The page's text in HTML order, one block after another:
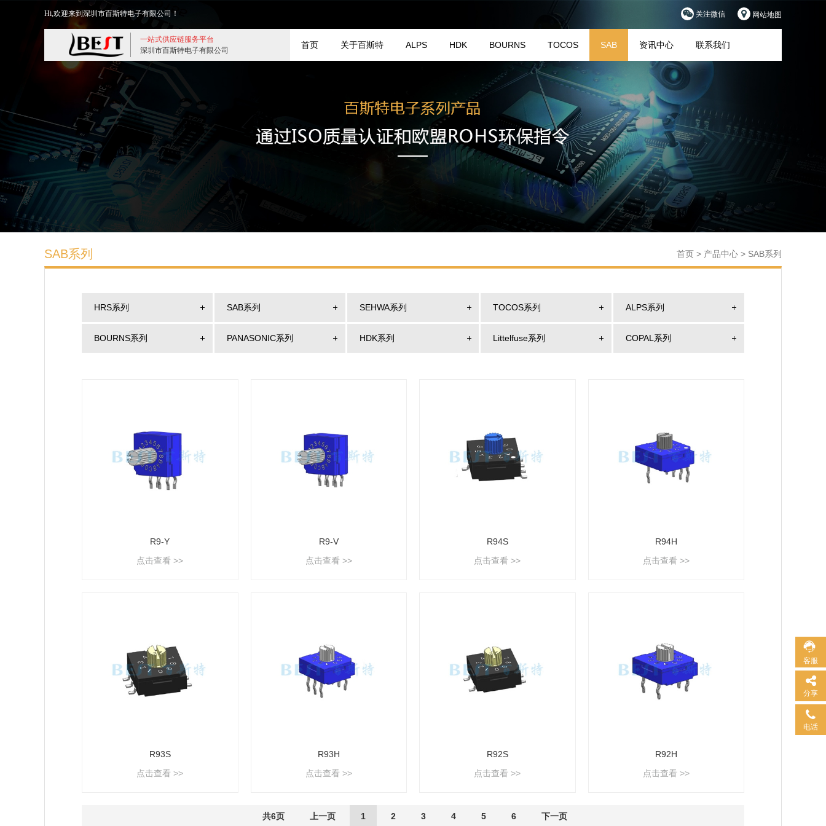
Hi,欢迎来到深圳市百斯特电子有限公司！ 关注微信 网站地图
一站式供应链服务平台
深圳市百斯特电子有限公司
首页 关于百斯特 ALPS HDK BOURNS TOCOS SAB 资讯中心 联系我们
SAB系列 首页 > 产品中心 > SAB系列
HRS系列 SAB系列 SEHWA系列 TOCOS系列 ALPS系列
BOURNS系列 PANASONIC系列 HDK系列 Littelfuse系列 COPAL系列
R9-Y
点击查看 >>
R9-V
点击查看 >>
R94S
点击查看 >>
R94H
点击查看 >>
R93S
点击查看 >>
R93H
点击查看 >>
R92S
点击查看 >>
R92H
点击查看 >>
共6页 上一页 1 2 3 4 5 6 下一页
客服
分享
电话